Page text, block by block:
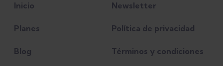
Inicio
Planes
Blog
Newsletter
Política de privacidad
Términos y condiciones